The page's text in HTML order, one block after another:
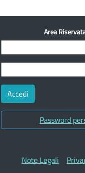
Area
Password
Note Legali